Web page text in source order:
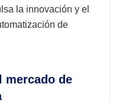
la innovación y el
de
mercado de